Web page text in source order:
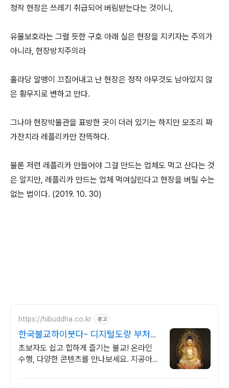
정작 현장은 쓰레기 취급되어 버림받는다는 것이니,
유물보호라는 그럴 듯한 구호 아래 실은 현장을 지키자는 주의가
아니라, 현장방치주의라
홀라당 알맹이 끄집어내고 난 현장은 정작 아무것도 남아있지 않
은 황무지로 변하고 만다.
그나마 현장박물관을 표방한 곳이 더러 있기는 하지만 모조리 짜
가잔치라 레플리카만 잔뜩하다.
물론 저런 레플리카 만들어야 그걸 만드는 업체도 먹고 산다는 것
은 알지만, 레플리카 만드는 업체 먹여살린다고 현장을 버릴 수는
없는 법이다. (2019. 10. 30)
https://hibuddha.co.kr 광고
한국불교하이붓다- 디지털도량 부처님
과 함께 하는 홈페이지
초보자도 쉽고 힙하게 즐기는 불교! 온라인
수행, 다양한 콘텐츠를 만나보세요. 지공아카